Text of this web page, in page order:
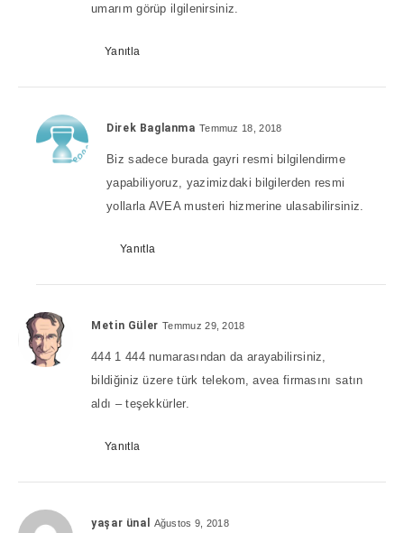
umarım görüp ilgilenirsiniz.
Yanıtla
Direk Baglanma Temmuz 18, 2018
Biz sadece burada gayri resmi bilgilendirme
yapabiliyoruz, yazimizdaki bilgilerden resmi
yollarla AVEA musteri hizmerine ulasabilirsiniz.
Yanıtla
Metin Güler Temmuz 29, 2018
444 1 444 numarasından da arayabilirsiniz,
bildiğiniz üzere türk telekom, avea firmasını satın
aldı – teşekkürler.
Yanıtla
yaşar ünal Ağustos 9, 2018